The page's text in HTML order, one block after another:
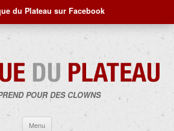
du Plateau sur Facebook
POUR DES CLOWNS
Menu